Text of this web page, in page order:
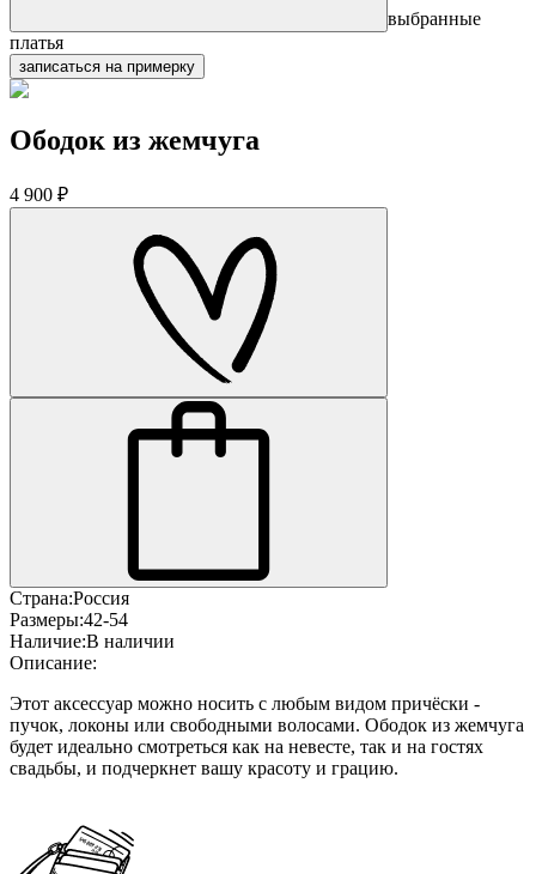
выбранные
платья
записаться на примерку
Ободок из жемчуга
4 900 ₽
Страна:Россия
Размеры:42-54
Наличие:В наличии
Описание:
Этот аксессуар можно носить с любым видом причёски -
пучок, локоны или свободными волосами. Ободок из жемчуга
будет идеально смотреться как на невесте, так и на гостях
свадьбы, и подчеркнет вашу красоту и грацию.